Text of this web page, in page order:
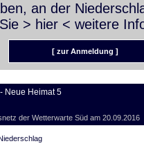
an der
> hier < weitere
[ zur Anmeldung ]
- Neue Heimat 5
der Wetterwarte Süd am 20.09.2016